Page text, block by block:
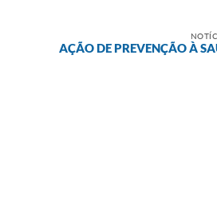
AÇÃO DE PREVENÇÃO À